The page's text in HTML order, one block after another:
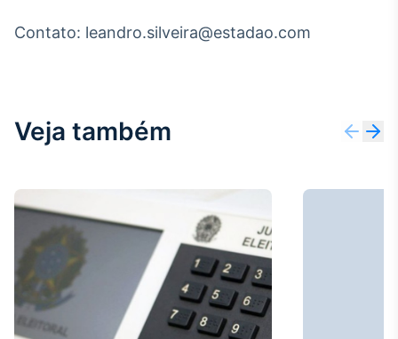
Widgets
dados para
displays e telas
Broadcast
Curadoria
Curadoria de
Contato: leandro.silveira@estadao.com
Veja também